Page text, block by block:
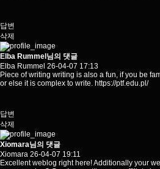
답변
삭제
Elba Rummel님의 댓글
Elba Rummel 26-04-07 17:13
Piece of writing writing is also a fun, if you be
or else it is complex to write. https://ptf.edu.pl/
답변
삭제
Xiomara님의 댓글
Xiomara 26-04-07 19:11
Excellent weblog right here! Additionally your